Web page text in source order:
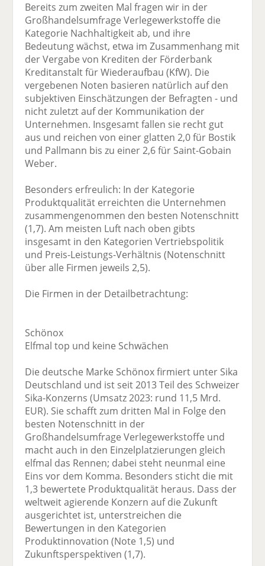
Bereits zum zweiten Mal fragen wir in der
Großhandelsumfrage Verlegewerkstoffe die
Kategorie Nachhaltigkeit ab, und ihre
Bedeutung wächst, etwa im Zusammenhang mit
der Vergabe von Krediten der Förderbank
Kreditanstalt für Wiederaufbau (KfW). Die
vergebenen Noten basieren natürlich auf den
subjektiven Einschätzungen der Befragten - und
nicht zuletzt auf der Kommunikation der
Unternehmen. Insgesamt fallen sie recht gut
aus und reichen von einer glatten 2,0 für Bostik
und Pallmann bis zu einer 2,6 für Saint-Gobain
Weber.
Besonders erfreulich: In der Kategorie
Produktqualität erreichten die Unternehmen
zusammengenommen den besten Notenschnitt
(1,7). Am meisten Luft nach oben gibts
insgesamt in den Kategorien Vertriebspolitik
und Preis-Leistungs-Verhältnis (Notenschnitt
über alle Firmen jeweils 2,5).
Die Firmen in der Detailbetrachtung:
Schönox
Elfmal top und keine Schwächen
Die deutsche Marke Schönox firmiert unter Sika
Deutschland und ist seit 2013 Teil des Schweizer
Sika-Konzerns (Umsatz 2023: rund 11,5 Mrd.
EUR). Sie schafft zum dritten Mal in Folge den
besten Notenschnitt in der
Großhandelsumfrage Verlegewerkstoffe und
macht auch in den Einzelplatzierungen gleich
elfmal das Rennen; dabei steht neunmal eine
Eins vor dem Komma. Besonders sticht die mit
1,3 bewertete Produktqualität heraus. Dass der
weltweit agierende Konzern auf die Zukunft
ausgerichtet ist, unterstreichen die
Bewertungen in den Kategorien
Produktinnovation (Note 1,5) und
Zukunftsperspektiven (1,7).